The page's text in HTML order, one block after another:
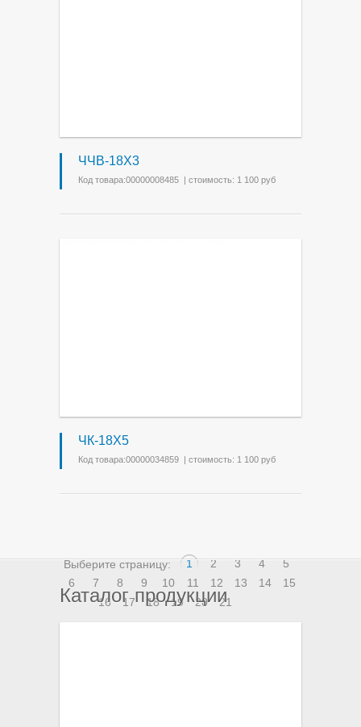
ЧЧВ-18Х3
Код товара:00000008485 | стоимость: 1 100 руб
ЧК-18Х5
Код товара:00000034859 | стоимость: 1 100 руб
Выберите страницу: 1 2 3 4
5
6
7 8 9 10 11 12 13 14
15
16
17 18 19 20 21
Каталог продукции